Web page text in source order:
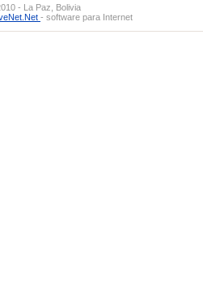
- La Paz, Bolivia
- software para Internet